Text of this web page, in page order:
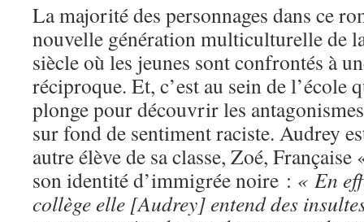
La majorité des personnages dans ce
nouvelle génération multiculturelle de
siècle où les jeunes sont confrontés à
réciproque. Et, c’est au sein de l’école
plonge pour découvrir les
sur fond de sentiment raciste. Audrey
autre élève de sa classe, Zoé,
son identité d’immigrée noire : « En
collège elle [Audrey] entend des